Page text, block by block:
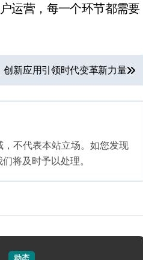
运营，每一个环节都需要
创新应用引领时代变革新力量
，不代表本站立场。如您发现
将及时予以处理。
动态